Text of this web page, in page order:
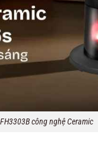
công nghệ Ceramic